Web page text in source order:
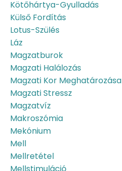
Kötőhártya-Gyulladás
Külső Fordítás
Lotus-Szülés
Láz
Magzatburok
Magzati Halálozás
Magzati Kor Meghatározása
Magzati Stressz
Magzatvíz
Makroszómia
Mekónium
Mell
Mellretétel
Mellstimuláció